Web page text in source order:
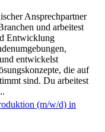
Ansprechpartner
und arbeitest
Entwicklung
entwickelst
die auf
sind. Du arbeitest